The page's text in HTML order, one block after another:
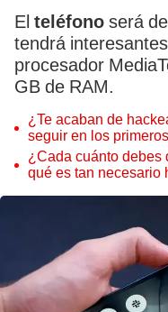
El teléfono será
tendrá
procesador
GB de RAM.
¿Te acaban de
seguir en los
¿Cada cuánto debes
qué es tan necesario